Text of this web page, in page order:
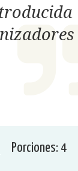
Porciones: 4